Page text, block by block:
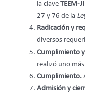
la clave TEEM-
27 y 76 de la
Radicación y
diversos
Cumplimiento
realizó uno
Cumplimiento.
Admisión y